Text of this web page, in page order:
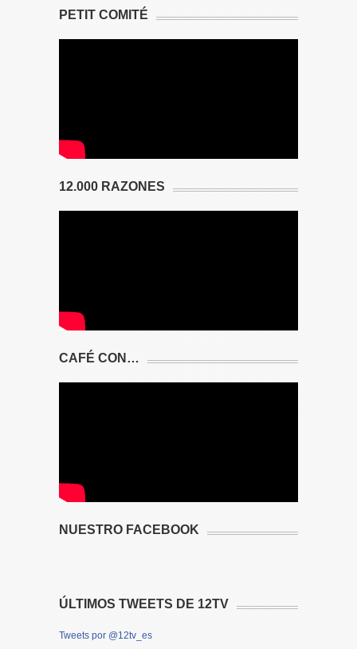
PETIT COMITÉ
12.000 RAZONES
CAFÉ CON…
NUESTRO FACEBOOK
ÚLTIMOS TWEETS DE 12TV
Tweets por @12tv_es